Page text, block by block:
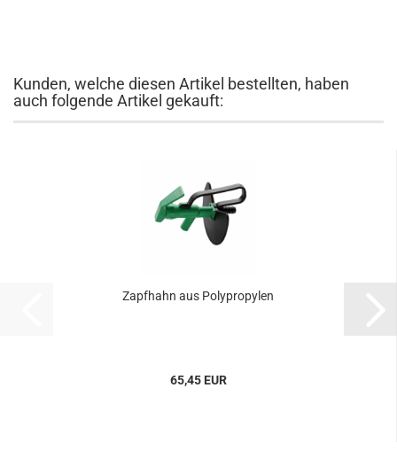
Kunden, welche diesen Artikel bestellten, haben
auch folgende Artikel gekauft:
Zapf­hahn aus Po­ly­pro­py­len
65,45 EUR